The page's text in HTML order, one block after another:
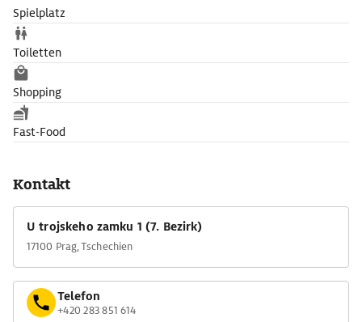
Spielplatz
Toiletten
Shopping
Fast-Food
Kontakt
U trojskeho zamku 1 (7. Bezirk)
17100 Prag, Tschechien
Telefon
+420 283 851 614